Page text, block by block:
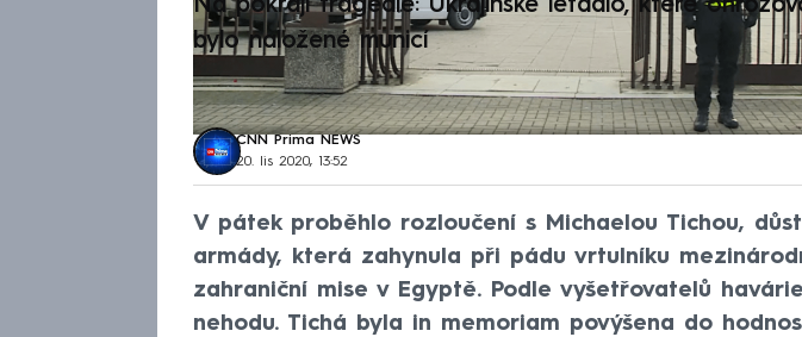
Na pokraji tragédie: Ukrajinské letadlo, které
bylo naložené municí
CNN Prima NEWS
20. lis 2020, 13:52
V pátek proběhlo rozloučení s Michaelou Tichou,
armády, která zahynula při pádu vrtulníku
zahraniční mise v Egyptě. Podle vyšetřovatelů
nehodu. Tichá byla in memoriam povýšena do